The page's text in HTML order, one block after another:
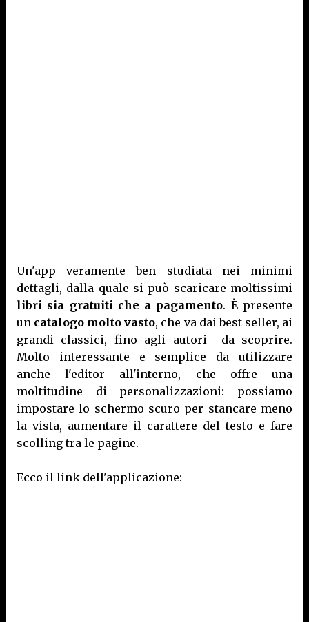
Un'app veramente ben studiata nei minimi
dettagli, dalla quale si può scaricare moltissimi
libri sia gratuiti che a pagamento. È presente
un catalogo molto vasto, che va dai best seller, ai
grandi classici, fino agli autori da scoprire.
Molto interessante e semplice da utilizzare
anche l'editor all'interno, che offre una
moltitudine di personalizzazioni: possiamo
impostare lo schermo scuro per stancare meno
la vista, aumentare il carattere del testo e fare
scolling tra le pagine.
Ecco il link dell'applicazione: